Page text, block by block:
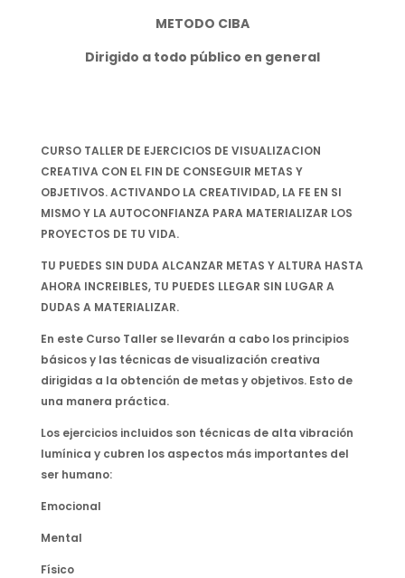
METODO CIBA
Dirigido a todo público en general
CURSO TALLER DE EJERCICIOS DE VISUALIZACION
CREATIVA CON EL FIN DE CONSEGUIR METAS Y
OBJETIVOS. ACTIVANDO LA CREATIVIDAD, LA FE EN SI
MISMO Y LA AUTOCONFIANZA PARA MATERIALIZAR LOS
PROYECTOS DE TU VIDA.
TU PUEDES SIN DUDA ALCANZAR METAS Y ALTURA HASTA
AHORA INCREIBLES, TU PUEDES LLEGAR SIN LUGAR A
DUDAS A MATERIALIZAR.
En este Curso Taller se llevarán a cabo los principios
básicos y las técnicas de visualización creativa
dirigidas a la obtención de metas y objetivos. Esto de
una manera práctica.
Los ejercicios incluidos son técnicas de alta vibración
lumínica y cubren los aspectos más importantes del
ser humano:
Emocional
Mental
Físico